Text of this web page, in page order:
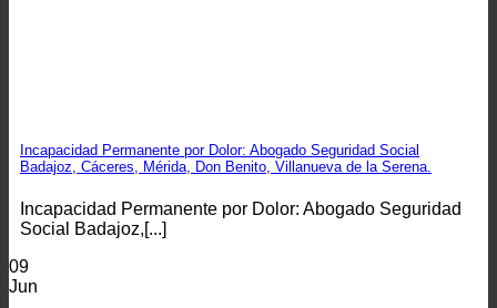
Incapacidad Permanente por Dolor: Abogado Seguridad Social
Badajoz, Cáceres, Mérida, Don Benito, Villanueva de la Serena.
Incapacidad Permanente por Dolor: Abogado Seguridad
Social Badajoz,[...]
09
Jun